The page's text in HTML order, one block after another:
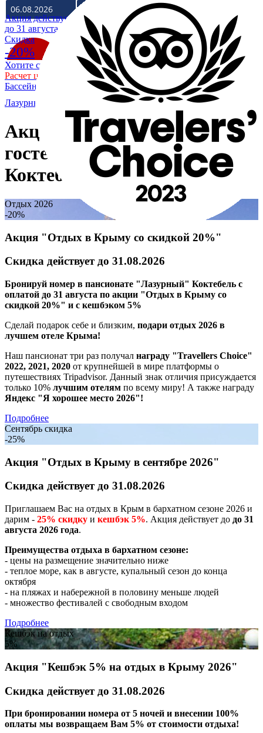
Акция действует
до 31 августа
Cкидка
-20%
Хотите скидку 20% на отдых в Крыму на море?
Расчет цены со скидкой
Бассейн уже разогрет до +28
Лазурный Коктебель
Акции и скидки
Акции и скидки пансионата -
гостевого дома Лазурный
Коктебель
Отдых 2026
-20%
Акция "Отдых в Крыму со скидкой 20%"
Скидка действует до 31.08.2026
Бронируй номер в пансионате "Лазурный" Коктебель с
оплатой до 31 августа по акции "Отдых в Крыму со
скидкой 20%" и с кешбэком 5%
Сделай подарок себе и близким, подари отдых 2026 в
лучшем отеле Крыма!
Наш пансионат три раз получал награду "Travellers Choice"
2022, 2021, 2020 от крупнейшей в мире платформы о
путешествиях Tripadvisor. Данный знак отличия присуждается
только 10% лучшим отелям по всему миру! А также награду
Яндекс "Я хорошее место 2026"!
Подробнее
Сентябрь скидка
-25%
Акция "Отдых в Крыму в сентябре 2026"
Скидка действует до 31.08.2026
Приглашаем Вас на отдых в Крым в бархатном сезоне 2026 и
дарим - 25% скидку и кешбэк 5%. Акция действует до до 31
августа 2026 года.
Преимущества отдыха в бархатном сезоне:
- цены на размещение значительно ниже
- теплое море, как в августе, купальный сезон до конца
октября
- на пляжах и набережной в половину меньше людей
- множество фестивалей c свободным входом
Подробнее
Кешбэк на отдых
5%
Акция "Кешбэк 5% на отдых в Крыму 2026"
Скидка действует до 31.08.2026
При бронировании номера от 5 ночей и внесении 100%
оплаты мы возвращаем Вам 5% от стоимости отдыха!